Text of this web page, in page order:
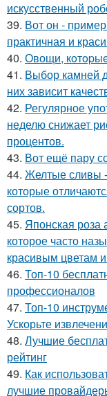
искусственный
39. Вот он -
практичная и
40. Овощи,
41. Выбор камней
них зависит
42. Регулярное
неделю снижает
процентов.
43. Вот ещё пару
44. Желтые сливы
которые
сортов.
45. Японская роза
которое часто
красивым цветам
46. Топ-10
профессионалов
47. Топ-10
Ускорьте
48. Лучшие
рейтинг
49. Как
лучшие